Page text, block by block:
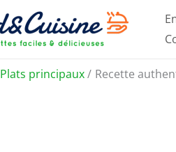
Plats principaux Recette